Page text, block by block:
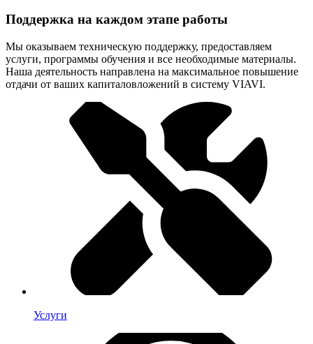
Поддержка на каждом этапе работы
Мы оказываем техническую поддержку, предоставляем
услуги, программы обучения и все необходимые материалы.
Наша деятельность направлена на максимальное повышение
отдачи от ваших капиталовложений в систему VIAVI.
Услуги